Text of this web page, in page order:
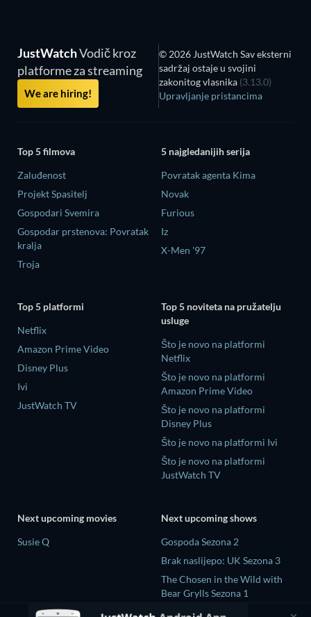
JustWatchVodič kroz
platforme za streaming
We are hiring!
© 2026 JustWatch Sav eksterni
sadržaj ostaje u svojini
zakonitog vlasnika (3.13.0)
Upravljanje pristancima
Top 5 filmova
Zaluđenost
Projekt Spasitelj
Gospodari Svemira
Gospodar prstenova: Povratak
kralja
Troja
5 najgledanijih serija
Povratak agenta Kima
Novak
Furious
Iz
X-Men '97
Top 5 platformi
Netflix
Amazon Prime Video
Disney Plus
Ivi
JustWatch TV
Top 5 noviteta na pružatelju
usluge
Što je novo na platformi
Netflix
Što je novo na platformi
Amazon Prime Video
Što je novo na platformi
Disney Plus
Što je novo na platformi Ivi
Što je novo na platformi
JustWatch TV
Next upcoming movies
Susie Q
Next upcoming shows
Gospoda Sezona 2
Brak naslijepo: UK Sezona 3
The Chosen in the Wild with
Bear Grylls Sezona 1
大空港～GATE24～ Sezona 1